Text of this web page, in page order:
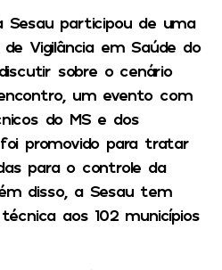
participou de uma
Vigilância em Saúde do
sobre o cenário
um evento com
do MS e dos
promovido para tratar
para o controle da
disso, a Sesau tem
aos 102 municípios